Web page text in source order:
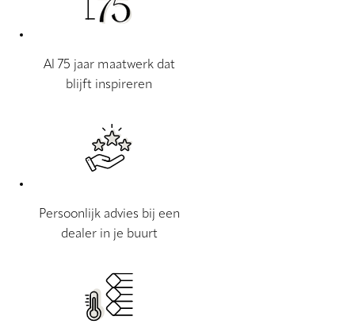
Al 75 jaar maatwerk dat
blijft inspireren
Persoonlijk advies bij een
dealer in je buurt